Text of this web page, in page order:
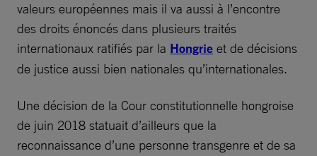
valeurs européennes mais il va aussi à l’encontre
des droits énoncés dans plusieurs traités
internationaux ratifiés par la Hongrie et de décisions
de justice aussi bien nationales qu’internationales.
Une décision de la Cour constitutionnelle hongroise
de juin 2018 statuait d’ailleurs que la
reconnaissance d’une personne transgenre et de sa